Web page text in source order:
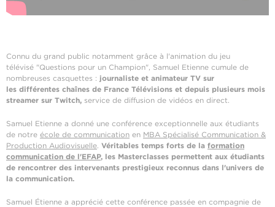
Connu du grand public notamment grâce à l'animation du jeu
télévisé "Questions pour un Champion", Samuel Etienne cumule de
nombreuses casquettes : journaliste et animateur TV sur
les différentes chaînes de France Télévisions et depuis plusieurs mois
streamer sur Twitch, service de diffusion de vidéos en direct​.
Samuel Etienne a donné une conférence exceptionnelle aux étudiants
de notre école de communication en MBA Spécialisé Communication &
Production Audiovisuelle. Véritables temps forts de la formation
communication de l'EFAP, les Masterclasses permettent aux étudiants
de rencontrer des intervenants prestigieux reconnus dans l'univers de
la communication.
Samuel Étienne a apprécié cette conférence passée en compagnie de